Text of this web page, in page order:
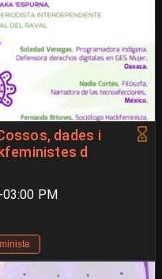
dades i
d
03:00 PM